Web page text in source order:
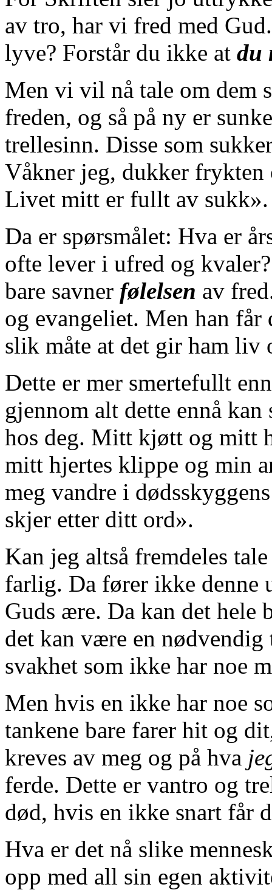
av tro, har vi fred med
lyve? Forstår du ikke at du
Men vi vil nå tale om dem
freden, og så på ny er
trellesinn. Disse som
Våkner jeg, dukker frykten
Livet mitt er fullt av sukk».
Da er spørsmålet: Hva er
ofte lever i ufred og
bare savner følelsen av
og evangeliet. Men han
slik måte at det gir ham liv
Dette er mer smertefullt
gjennom alt dette ennå
hos deg. Mitt kjøtt og mitt
mitt hjertes klippe og min
meg vandre i
skjer etter ditt ord».
Kan jeg altså fremdeles
farlig. Da fører ikke denne
Guds ære. Da kan det hele
det kan være en
svakhet som ikke har noe
Men hvis en ikke har noe
tankene bare farer hit og
kreves av meg og på hva
ferde. Dette er vantro og
død, hvis en ikke snart får
Hva er det nå slike
opp med all sin egen